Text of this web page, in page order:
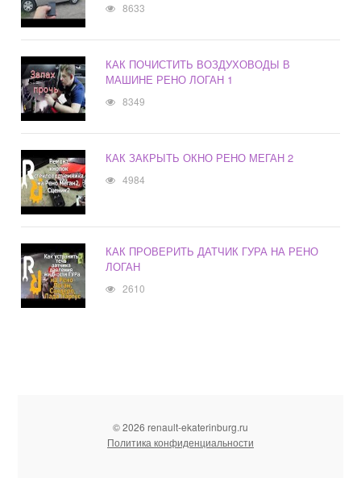
8633
КАК ПОЧИСТИТЬ ВОЗДУХОВОДЫ В
МАШИНЕ РЕНО ЛОГАН 1
8349
КАК ЗАКРЫТЬ ОКНО РЕНО МЕГАН 2
4984
КАК ПРОВЕРИТЬ ДАТЧИК ГУРА НА РЕНО
ЛОГАН
2610
© 2026 renault-ekaterinburg.ru
Политика конфиденциальности